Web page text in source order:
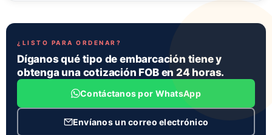
¿LISTO PARA ORDENAR?
Díganos qué tipo de embarcación tiene y
obtenga una cotización FOB en 24 horas.
Contáctanos por WhatsApp
Envíanos un correo electrónico